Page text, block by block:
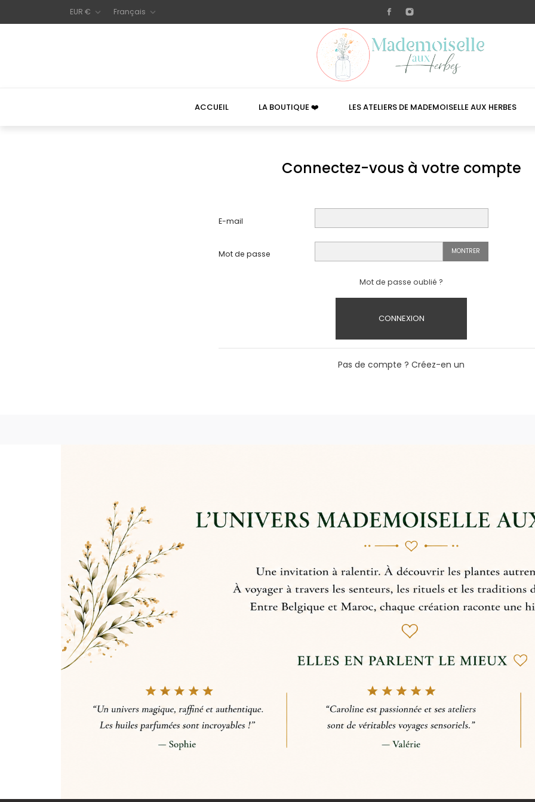
EUR €  Français 
ACCUEIL LA BOUTIQUE ❤️ LES ATELIERS DE MADEMOISELLE AUX HERBES

Connectez-vous à votre compte
E-mail
Mot de passe MONTRER
Mot de passe oublié ?
CONNEXION
Pas de compte ? Créez-en un